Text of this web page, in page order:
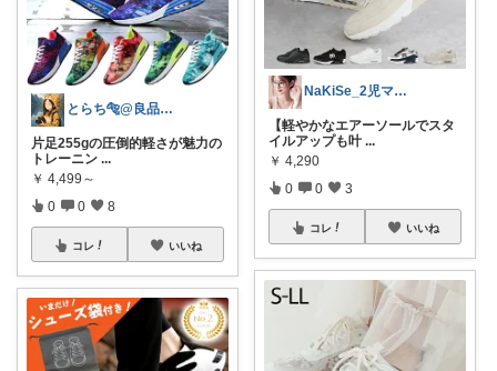
とらち🐅@良品をお得に🌿ミニマリスト
片足255gの圧倒的軽さが魅力の
トレーニン ...
￥ 4,499～
0 0 8
コレ いいね
NaKiSe_2児ママ🌸訪問感謝です
【軽やかなエアーソールでスタ
イルアップも叶 ...
￥ 4,290
0 0 3
コレ いいね